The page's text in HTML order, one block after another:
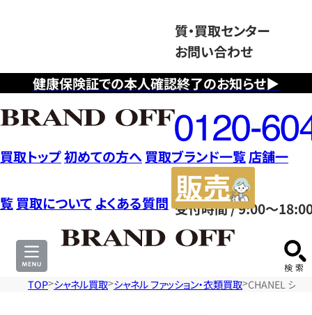
健康保険証での本人確認終了のお知らせ▶
質・買取センター
お問い合わせ
フ
リ
ー
ダ
イ
ヤ
ル
0120604117
受付時間 / 9:00～
買取トップ初めての方へ 買取ブランド一覧店舗一
覧 買取について よくある質問
サ
TOP シャネル買取 シャネル ファッション・衣類買取 CHANEL シャ